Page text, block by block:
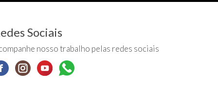
Sociais
nosso trabalho pelas redes sociais